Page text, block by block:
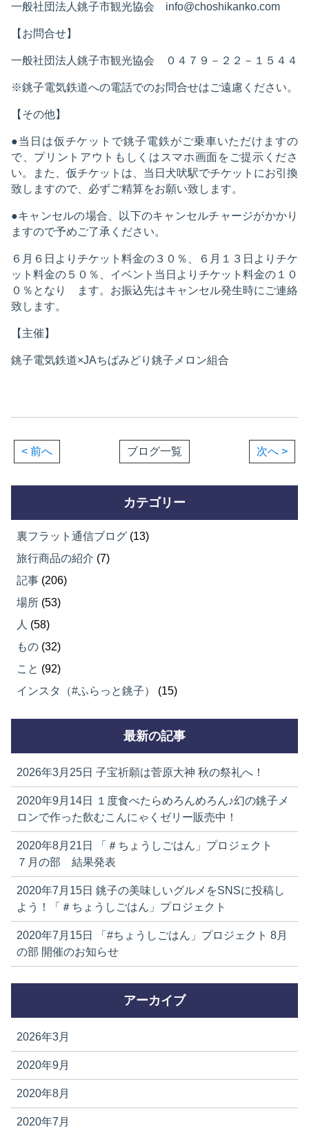
一般社団法人銚子市観光協会 info@choshikanko.com
【お問合せ】
一般社団法人銚子市観光協会 ０４７９－２２－１５４４
※銚子電気鉄道への電話でのお問合せはご遠慮ください。
【その他】
●当日は仮チケットで銚子電鉄がご乗車いただけますの
で、プリントアウトもしくはスマホ画面をご提示くださ
い。また、仮チケットは、当日犬吠駅でチケットにお引換
致しますので、必ずご精算をお願い致します。
●キャンセルの場合、以下のキャンセルチャージがかかり
ますので予めご了承ください。
６月６日よりチケット料金の３０％、６月１３日よりチケ
ット料金の５０％、イベント当日よりチケット料金の１０
０％となり ます。お振込先はキャンセル発生時にご連絡
致します。
【主催】
銚子電気鉄道×JAちばみどり銚子メロン組合
< 前へ ブログ一覧 次へ >
カテゴリー
裏フラット通信ブログ (13)
旅行商品の紹介 (7)
記事 (206)
場所 (53)
人 (58)
もの (32)
こと (92)
インスタ（#ふらっと銚子）
(15)
最新の記事
2026年3月25日 子宝祈願は菅原大神 秋の祭礼へ！
2020年9月14日
１度食べたらめろんめろん♪幻の銚子メ
ロンで作った飲むこんにゃくゼリー販売中！
2020年8月21日
「＃ちょうしごはん」プロジェクト
７月の部 結果発表
2020年7月15日 銚子の美味しいグルメをSNSに投稿し
よう！「＃ちょうしごはん」プロジェクト
2020年7月15日
「#ちょうしごはん」プロジェクト 8月
の部 開催のお知らせ
アーカイブ
2026年3月
2020年9月
2020年8月
2020年7月